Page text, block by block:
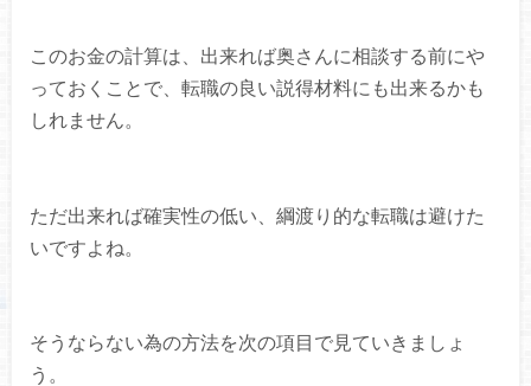
このお金の計算は、出来れば奥さんに相談する前にや
っておくことで、転職の良い説得材料にも出来るかも
しれません。
ただ出来れば確実性の低い、綱渡り的な転職は避けた
いですよね。
そうならない為の方法を次の項目で見ていきましょ
う。